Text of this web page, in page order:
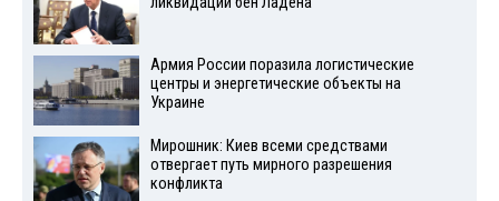
Армия России поразила логистические
центры и энергетические объекты на
Украине
Мирошник: Киев всеми средствами
отвергает путь мирного разрешения
конфликта